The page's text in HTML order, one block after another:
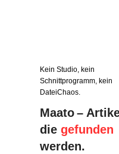
Kein Studio, kein
Schnittprogramm, kein
DateiChaos.
Maato –
diegefunden
werden.